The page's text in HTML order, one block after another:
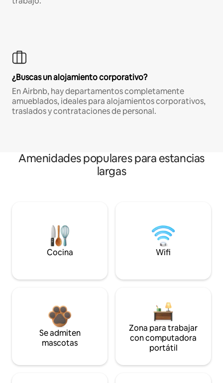
¿Buscas un alojamiento corporativo?
En Airbnb, hay departamentos completamente
amueblados, ideales para alojamientos corporativos,
traslados y contrataciones de personal.
Amenidades populares para estancias
largas
Cocina Wifi
Se admiten
mascotas
Zona para trabajar
con computadora
portátil